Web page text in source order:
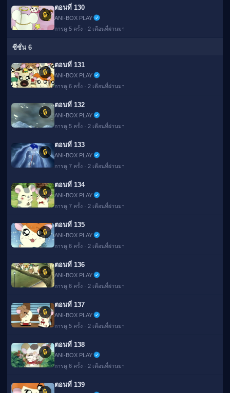
🔒
ตอนที่ 130
ANI-BOX PLAY
การดู 5 ครั้ง · 2 เดือนที่ผ่านมา
ซีซั่น 6
🔒
ตอนที่ 131
ANI-BOX PLAY
การดู 6 ครั้ง · 2 เดือนที่ผ่านมา
🔒
ตอนที่ 132
ANI-BOX PLAY
การดู 5 ครั้ง · 2 เดือนที่ผ่านมา
🔒
ตอนที่ 133
ANI-BOX PLAY
การดู 7 ครั้ง · 2 เดือนที่ผ่านมา
🔒
ตอนที่ 134
ANI-BOX PLAY
การดู 7 ครั้ง · 2 เดือนที่ผ่านมา
🔒
ตอนที่ 135
ANI-BOX PLAY
การดู 6 ครั้ง · 2 เดือนที่ผ่านมา
🔒
ตอนที่ 136
ANI-BOX PLAY
การดู 6 ครั้ง · 2 เดือนที่ผ่านมา
🔒
ตอนที่ 137
ANI-BOX PLAY
การดู 5 ครั้ง · 2 เดือนที่ผ่านมา
🔒
ตอนที่ 138
ANI-BOX PLAY
การดู 6 ครั้ง · 2 เดือนที่ผ่านมา
ตอนที่ 139